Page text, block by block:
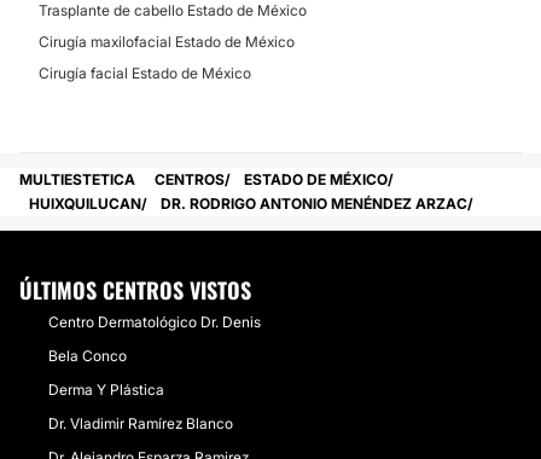
Trasplante de cabello Estado de México
Cirugía maxilofacial Estado de México
Cirugía facial Estado de México
MULTIESTETICA CENTROS
ESTADO DE MÉXICO
HUIXQUILUCAN
DR. RODRIGO ANTONIO MENÉNDEZ ARZAC
ÚLTIMOS CENTROS VISTOS
Centro Dermatológico Dr. Denis
Bela Conco
Derma Y Plástica
Dr. Vladimir Ramírez Blanco